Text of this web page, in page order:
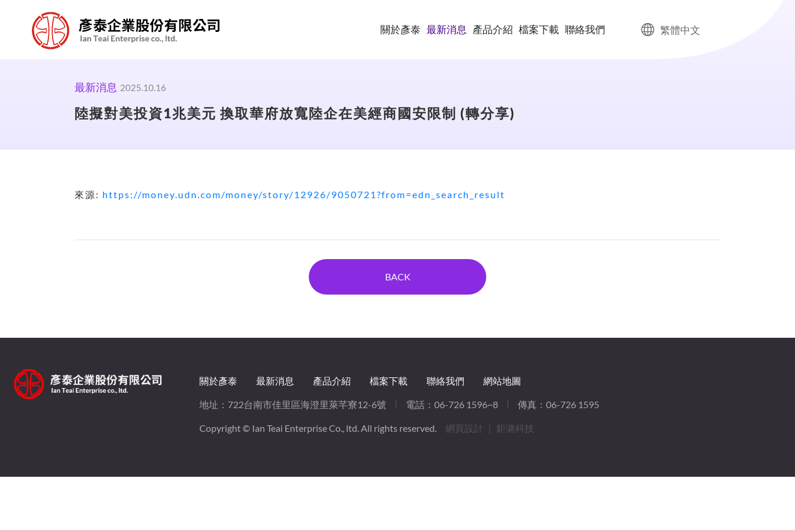
關於彥泰 最新消息 產品介紹 檔案下載 聯絡我們 繁體中文
最新消息 2025.10.16
陸擬對美投資1兆美元 換取華府放寬陸企在美經商國安限制 (轉分享)
來源: https://money.udn.com/money/story/12926/9050721?from=edn_search_result
BACK
關於彥泰 最新消息 產品介紹 檔案下載 聯絡我們 網站地圖
地址： 722台南市佳里區海澄里萊芊寮12-6號 電話：06-726 1596~8 傳真：06-726 1595
Copyright © Ian Teai Enterprise Co., ltd. All rights reserved. 網頁設計 ｜ 鉅潞科技